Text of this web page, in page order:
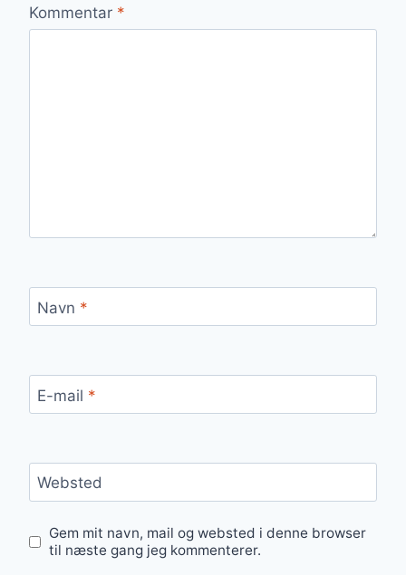
Kommentar *
Navn *
E-mail *
Websted
Gem mit navn, mail og websted i denne browser
til næste gang jeg kommenterer.